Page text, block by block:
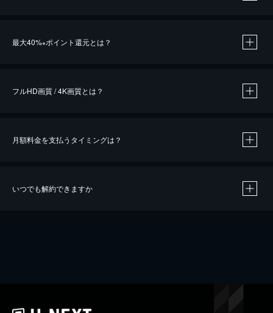
最大40%※ポイント還元とは？
※40％ポイント還元の対象は、クレジットカード決済による作品の購入 / レンタルです。
iOSアプリのUコイン決済による作品の購入 / レンタルは、20％のポイント還元です。
フルHD画質 / 4K画質とは？
月額料金を支払うタイミングは？
いつでも解約できますか